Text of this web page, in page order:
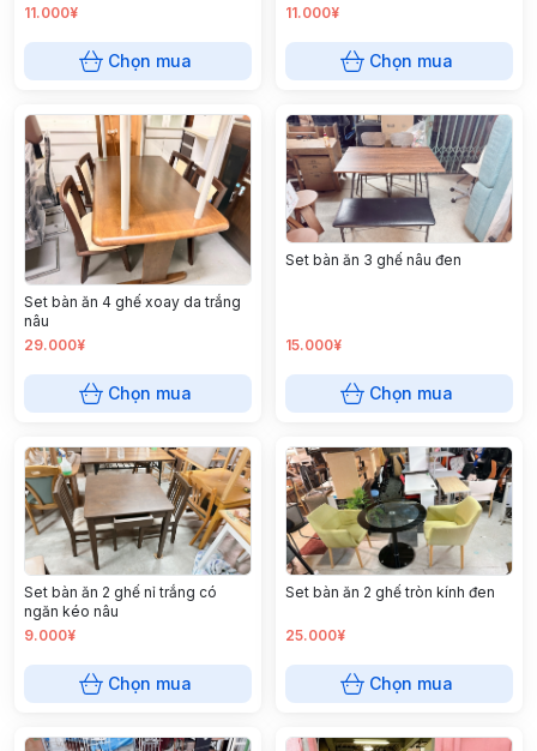
11.000¥
Chọn mua
11.000¥
Chọn mua
Set bàn ăn 4 ghế xoay da trắng
nâu
29.000¥
Chọn mua
Set bàn ăn 3 ghế nâu đen
15.000¥
Chọn mua
Set bàn ăn 2 ghế nỉ trắng có
ngăn kéo nâu
9.000¥
Chọn mua
Set bàn ăn 2 ghế tròn kính đen
25.000¥
Chọn mua